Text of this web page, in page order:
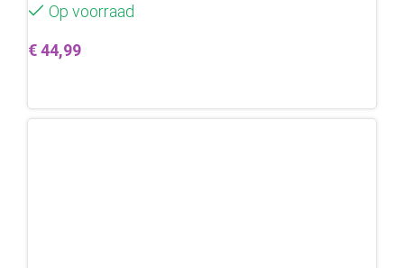
Op voorraad
€44,99